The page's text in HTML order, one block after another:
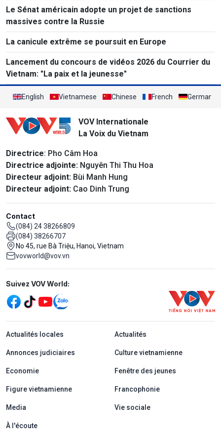
Le Sénat américain adopte un projet de sanctions
massives contre la Russie
La canicule extrême se poursuit en Europe
Lancement du concours de vidéos 2026 du Courrier du
Vietnam: "La paix et la jeunesse"
English Vietnamese Chinese French German
VOV Internationale
La Voix du Vietnam
Directrice: Pho Câm Hoa
Directrice adjointe: Nguyên Thi Thu Hoa
Directeur adjoint: Bùi Manh Hung
Directeur adjoint: Cao Dinh Trung
Contact
(084) 24 38266809
(084) 38266707
No 45, rue Bà Triệu, Hanoi, Vietnam
vovworld@vov.vn
Mạng xã hội
Suivez VOV World:
menu footer tiếng Pháp
Actualités locales Actualités
Annonces judiciaires Culture vietnamienne
Economie Fenêtre des jeunes
Figure vietnamienne Francophonie
Media Vie sociale
À l'écoute